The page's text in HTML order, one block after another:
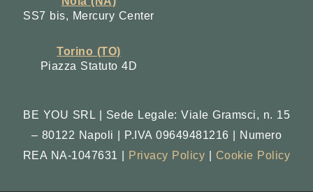
SS7 bis, Mercury Center
Torino (TO)
Piazza Statuto 4D
BE YOU SRL | Sede Legale: Viale Gramsci, n. 15
– 80122 Napoli | P.IVA 09649481216 | Numero
REA NA-1047631 |
Privacy Policy Cookie Policy